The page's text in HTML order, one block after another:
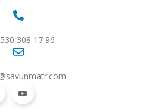
308 17 96